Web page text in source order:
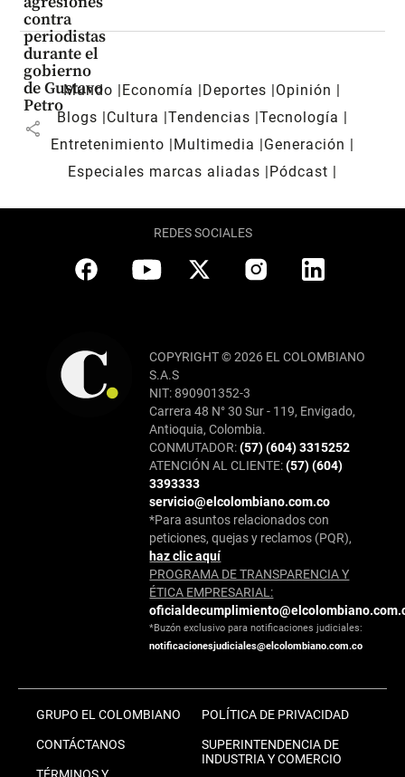
contra
periodistas
durante el
gobierno
de Gustavo
Petro
share
Mundo Economía Deportes
Opinión
Blogs
Cultura Tendencias Tecnología
Entretenimiento
Multimedia
Generación
Especiales marcas aliadas
Pódcast
REDES SOCIALES
COPYRIGHT © 2026 EL COLOMBIANO
S.A.S
NIT: 890901352-3
Carrera 48 N° 30 Sur - 119, Envigado,
Antioquia, Colombia.
CONMUTADOR:(57) (604) 3315252
ATENCIÓN AL CLIENTE:(57) (604)
3393333
servicio@elcolombiano.com.co
*Para asuntos relacionados con
peticiones, quejas y reclamos (PQR),
haz clic aquí
PROGRAMA DE TRANSPARENCIA Y
ÉTICA EMPRESARIAL:
*Buzón exclusivo para notificaciones judiciales:
notificacionesjudiciales@elcolombiano.com.co
GRUPO EL COLOMBIANO
CONTÁCTANOS
POLÍTICA DE PRIVACIDAD
SUPERINTENDENCIA DE
INDUSTRIA Y COMERCIO